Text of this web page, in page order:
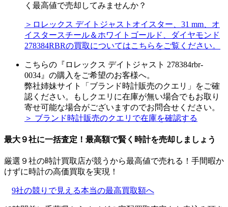
く最高値で売却してみませんか？
＞ロレックス デイトジャストオイスター、31 mm、オ
イスタースチール＆ホワイトゴールド、ダイヤモンド
278384RBRの買取についてはこちらをご覧ください。
こちらの『ロレックス デイトジャスト 278384rbr-
0034』の購入をご希望のお客様へ。
弊社姉妹サイト「ブランド時計販売のクエリ」をご確
認ください。もしクエリに在庫が無い場合でもお取り
寄せ可能な場合がございますのでお問合せください。
＞ ブランド時計販売のクエリで在庫を確認する
最大９社に一括査定！ 最高額で賢く時計を売却しましょう
厳選９社の時計買取店が競うから最高値で売れる！手間暇か
けずに時計の高価買取を実現！
9社の競りで見える本当の最高買取額へ